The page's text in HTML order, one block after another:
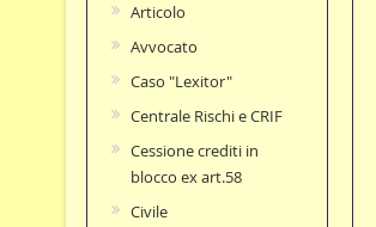
Articolo
Avvocato
Caso "Lexitor"
Centrale Rischi e CRIF
Cessione crediti in
blocco ex art.58
Civile